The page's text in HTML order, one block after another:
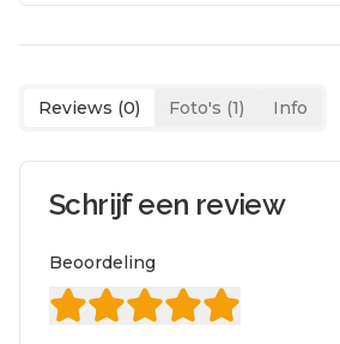
Reviews (0) Foto's (1) Info
Schrijf een review
Beoordeling